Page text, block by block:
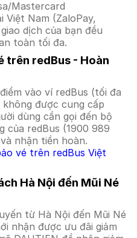
Mastercard
Việt Nam (ZaloPay,
dịch của bạn đều
toàn tối đa.
trên redBus - Hoàn
vào ví redBus (tối đa
được cung cấp
dùng cần gọi đến bộ
của redBus (1900 989
nhận tiền hoàn.
vé trên redBus Việt
Hà Nội đến Mũi Né
từ Hà Nội đến Mũi Né
nhận được ưu đãi giảm